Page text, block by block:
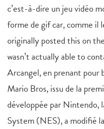
c’est-à-dire un jeu vidéo
forme de gif car, comme il
originally posted this on
wasn’t actually able to
Arcangel, en prenant pour
Mario Bros, issu de la
développée par
System (NES), a modifié